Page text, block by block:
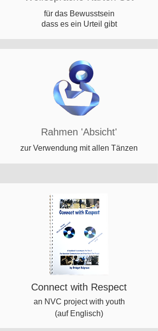
für das Bewusstsein
dass es ein Urteil gibt
Rahmen 'Absicht'
zur Verwendung mit allen Tänzen
Connect with Respect
an NVC project with youth
(auf Englisch)